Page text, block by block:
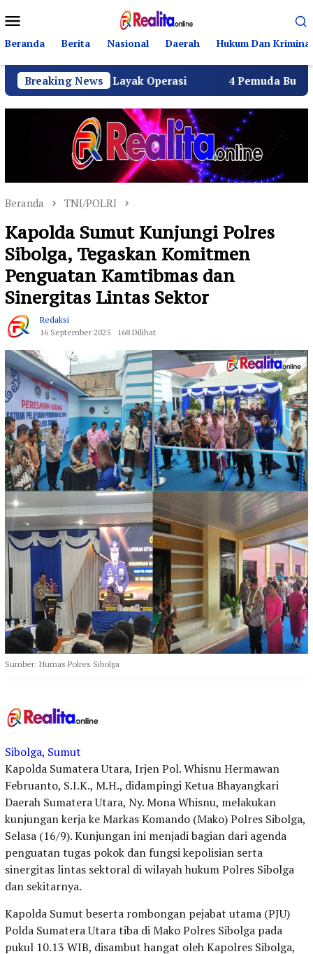
ke
kontenMobile
Beranda Berita Nasional Daerah Hukum Dan Kriminal
Breaking News
Layak Operasi 4 Pemuda Bungur Raya
Beranda TNI/POLRI
Kapolda Sumut Kunjungi Polres
Sibolga, Tegaskan Komitmen
Penguatan Kamtibmas dan
Sinergitas Lintas Sektor
Redaksi
16 September 2025
168 Dilihat
Sumber: Humas Polres Sibolga
Sibolga, Sumut
Kapolda Sumatera Utara, Irjen Pol. Whisnu Hermawan
Februanto, S.I.K., M.H., didampingi Ketua Bhayangkari
Daerah Sumatera Utara, Ny. Mona Whisnu, melakukan
kunjungan kerja ke Markas Komando (Mako) Polres Sibolga,
Selasa (16/9). Kunjungan ini menjadi bagian dari agenda
penguatan tugas pokok dan fungsi kepolisian serta
sinergitas lintas sektoral di wilayah hukum Polres Sibolga
dan sekitarnya.
Kapolda Sumut beserta rombongan pejabat utama (PJU)
Polda Sumatera Utara tiba di Mako Polres Sibolga pada
pukul 10.13 WIB, disambut hangat oleh Kapolres Sibolga,